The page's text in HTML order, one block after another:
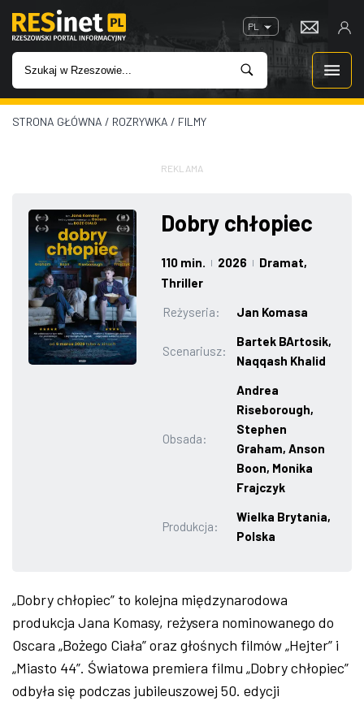
PL
WIADOMOŚCI
IMPREZY
ROZRYWKA
W KINACH
GASTRONOMIA
STRONA GŁÓWNA / ROZRYWKA / FILMY
REKLAMA
Dobry chłopiec
110 min. | 2026 | Dramat,
Thriller
Reżyseria:
Jan Komasa
Scenariusz:
Bartek BArtosik,
Naqqash Khalid
Obsada:
Andrea
Riseborough,
Stephen
Graham, Anson
Boon, Monika
Frajczyk
Produkcja:
Wielka Brytania,
Polska
„Dobry chłopiec” to kolejna międzynarodowa
produkcja Jana Komasy, reżysera nominowanego do
Oscara „Bożego Ciała” oraz głośnych filmów „Hejter” i
„Miasto 44”. Światowa premiera filmu „Dobry chłopiec”
odbyła się podczas jubileuszowej 50. edycji